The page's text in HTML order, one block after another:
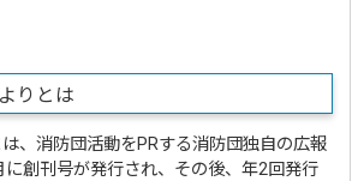
りとは
、消防団活動をPRする消防団独自の広報
創刊号が発行され、その後、年2回発行